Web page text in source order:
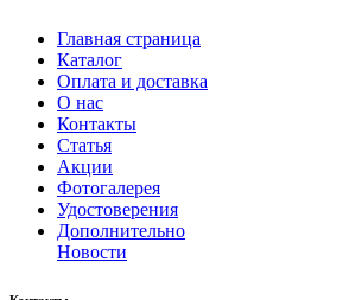
Главная страница
Каталог
Оплата и доставка
О нас
Контакты
Статья
Акции
Фотогалерея
Удостоверения
Дополнительно
Новости